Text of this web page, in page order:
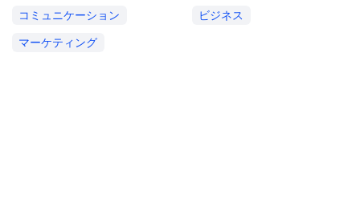
コミュニケーション
ビジネス
マーケティング